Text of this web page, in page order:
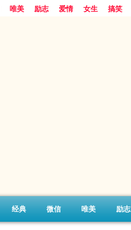
唯美 励志 爱情 女生 搞笑
经典 微信 唯美 励志